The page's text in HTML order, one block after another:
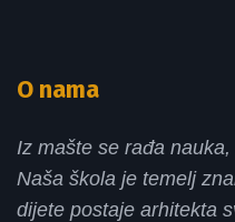
O nama
Iz mašte se rađa
Naša škola je temelj
dijete postaje arhitekta